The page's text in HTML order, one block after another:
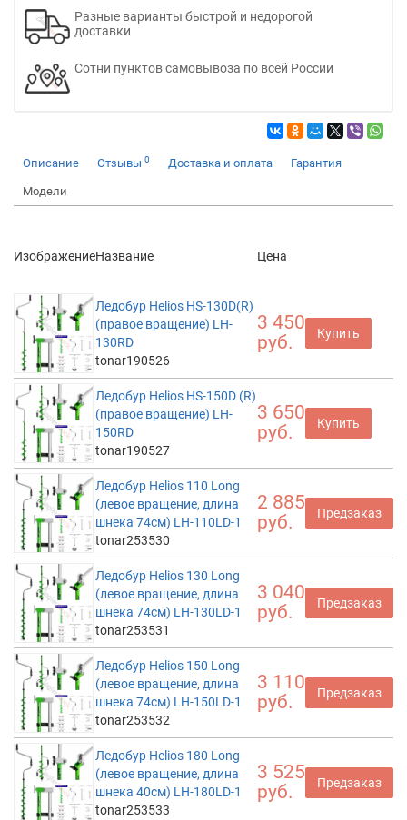
Разные варианты быстрой и недорогой
доставки
Сотни пунктов самовывоза по всей России
Описание Отзывы 0 Доставка и оплата Гарантия
Модели
ИзображениеНазвание Цена
Ледобур Helios HS-130D(R)
(правое вращение) LH-
130RD
tonar190526
3 450
руб.
Купить
Ледобур Helios HS-150D (R)
(правое вращение) LH-
150RD
tonar190527
3 650
руб.
Купить
Ледобур Helios 110 Long
(левое вращение, длина
шнека 74см) LH-110LD-1
tonar253530
2 885
руб.
Предзаказ
Ледобур Helios 130 Long
(левое вращение, длина
шнека 74см) LH-130LD-1
tonar253531
3 040
руб.
Предзаказ
Ледобур Helios 150 Long
(левое вращение, длина
шнека 74см) LH-150LD-1
tonar253532
3 110
руб.
Предзаказ
Ледобур Helios 180 Long
(левое вращение, длина
шнека 40см) LH-180LD-1
tonar253533
3 525
руб.
Предзаказ